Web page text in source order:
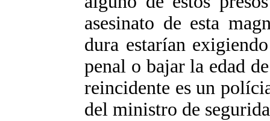
asesinato de esta
dura estarían
penal o bajar la edad
reincidente es un
del ministro de